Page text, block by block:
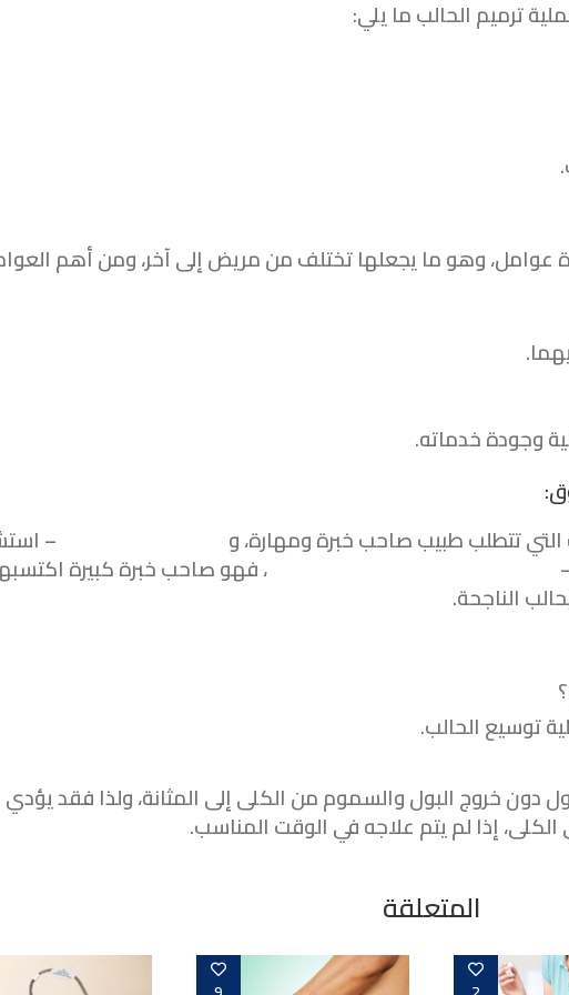
ترميم الحالب ما يلي:
عوامل، وهو ما يجعلها تختلف من مريض إلى آخر، ومن أهم
وجودة خدماته.
تتطلب طبيب صاحب خبرة ومهارة، و
–
أفضل دكتور مسالك بولية في مص ر، فهو صاحب خبرة كبيرة
الناجحة.
توسيع الحالب.
دون خروج البول والسموم من الكلى إلى المثانة، ولذا فقد يؤدي
إذا لم يتم علاجه في الوقت المناسب.
المتعلقة